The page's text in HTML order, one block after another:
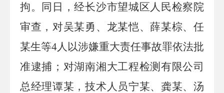
拘。
同日，经长沙市望城区人民检察院
审查，对吴某勇、龙某恺、薛某棕、任
某生等4人以涉嫌重大责任事故罪依法批
准逮捕；对湖南湘大工程检测有限公司
总经理谭某，技术人员宁某、龚某、汤